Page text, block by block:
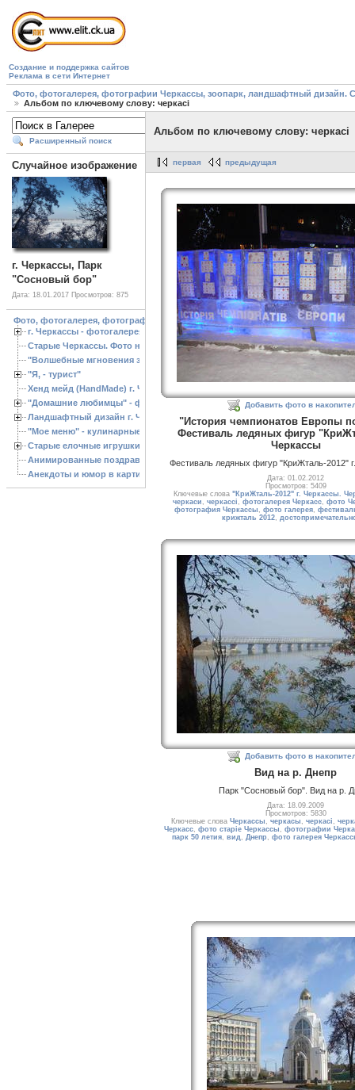
Создание и поддержка сайтов
Реклама в сети Интернет
Фото, фотогалерея, фотографии Черкассы, зоопарк, ландшафтный дизайн.
Альбом по ключевому слову: черкасі
Расширенный поиск
Случайное изображение
г. Черкассы, Парк
"Сосновый бор"
Дата: 18.01.2017 Просмотров: 875
Фото, фотогалерея, фотографии Черкассы, зоопарк, ландшафтный дизайн.
г. Черкассы - фотогалерея
Старые Черкассы. Фото начало ХХ ст.
"Волшебные мгновения зимы"
"Я, - турист"
Хенд мейд (HandMade) г. Черкассы, - изделия ручной работы
"Домашние любимцы" - фото
Ландшафтный дизайн г. Черкассы
"Мое меню" - кулинарные рецепты
Старые елочные игрушки
Анимированные поздравления с Новым 2013 годом
Анекдоты и юмор в картинках
Альбом по ключевому слову: черкасі
первая предыдущая
Добавить фото в
"История чемпионатов Европы
Фестиваль ледяных фигур
Черкассы
Фестиваль ледяных фигур "КриЖталь-2012"
Дата: 01.02.2012
Просмотров: 5409
Ключевые слова "КриЖталь-2012" г. Черкассы.
черкаси , черкассі , фотогалерея Черкасс, фото
фотография Черкассы , фото галерея,
крижталь 2012,
Добавить фото в
Вид на р. Днепр
Парк "Сосновый бор". Вид на р.
Дата: 18.09.2009
Просмотров: 5830
Ключевые слова Черкассы , черкасы , черкасі ,
Черкасс, фото старіе Черкассы , фотографии
парк 50 летия, вид, Днепр , фото галерея